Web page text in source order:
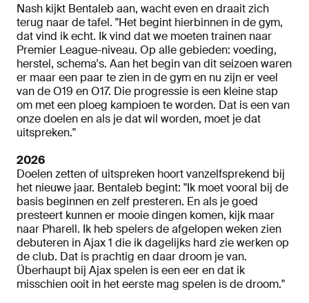
Nash kijkt Bentaleb aan, wacht even en draait zich
terug naar de tafel. "Het begint hierbinnen in de gym,
dat vind ik echt. Ik vind dat we moeten trainen naar
Premier League-niveau. Op alle gebieden: voeding,
herstel, schema's. Aan het begin van dit seizoen waren
er maar een paar te zien in de gym en nu zijn er veel
van de O19 en O17. Die progressie is een kleine stap
om met een ploeg kampioen te worden. Dat is een van
onze doelen en als je dat wil worden, moet je dat
uitspreken."
2026
Doelen zetten of uitspreken hoort vanzelfsprekend bij
het nieuwe jaar. Bentaleb begint: "Ik moet vooral bij de
basis beginnen en zelf presteren. En als je goed
presteert kunnen er mooie dingen komen, kijk maar
naar Pharell. Ik heb spelers de afgelopen weken zien
debuteren in Ajax 1 die ik dagelijks hard zie werken op
de club. Dat is prachtig en daar droom je van.
Überhaupt bij Ajax spelen is een eer en dat ik
misschien ooit in het eerste mag spelen is de droom."